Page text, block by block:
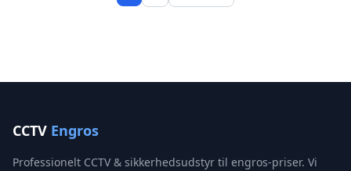
CCTV Engros
Professionelt CCTV & sikkerhedsudstyr til engros-priser. Vi